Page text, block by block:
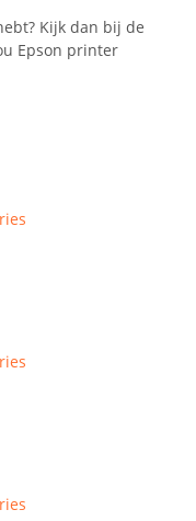
Kijk dan bij de
Epson printer